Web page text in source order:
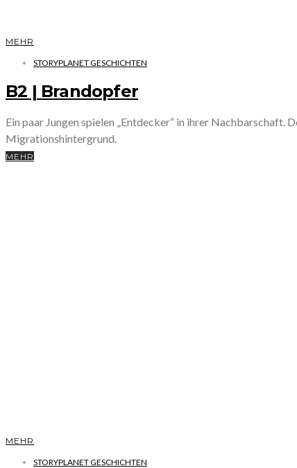
MEHR
STORYPLANET GESCHICHTEN
B2 | Brandopfer
Ein paar Jungen spielen „Entdecker“ in ihrer Nachbarschaft.
Migrationshintergrund.
MEHR
MEHR
STORYPLANET GESCHICHTEN